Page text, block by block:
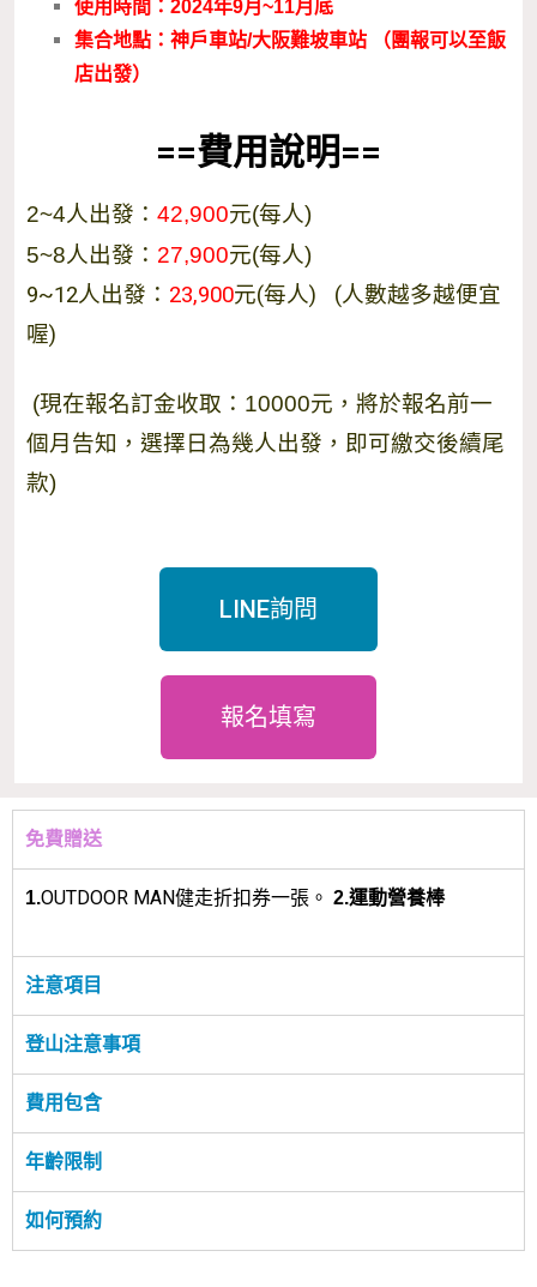
使用時間：2024年9月~11月底
集合地點：神戶車站/大阪難坡車站 （團報可以至飯
店出發）
==費用說明==
2~4人出發： 42,900元(每人)
5~8人出發： 27,900元(每人)
9~12人出發： 23,900元(每人) (人數越多越便宜
喔)
(現在報名訂金收取：10000元，將於報名前一
個月告知，選擇日為幾人出發，即可繳交後續尾
款)
LINE詢問
報名填寫
免費贈送
1.OUTDOOR MAN健走折扣券一張。 2.運動營養棒
注意項目
登山注意事項
費用包含
年齡限制
如何預約